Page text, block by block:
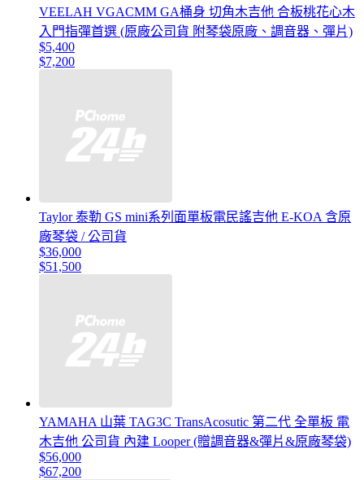
VEELAH VGACMM GA桶身 切角木吉他 合板桃花心木
入門指彈首選 (原廠公司貨 附琴袋原廠、調音器、彈片)
$5,400
$7,200
Taylor 泰勒 GS mini系列面單板電民謠吉他 E-KOA 含原
廠琴袋 / 公司貨
$36,000
$51,500
YAMAHA 山葉 TAG3C TransAcosutic 第二代 全單板 電
木吉他 公司貨 內建 Looper (贈調音器&彈片&原廠琴袋)
$56,000
$67,200